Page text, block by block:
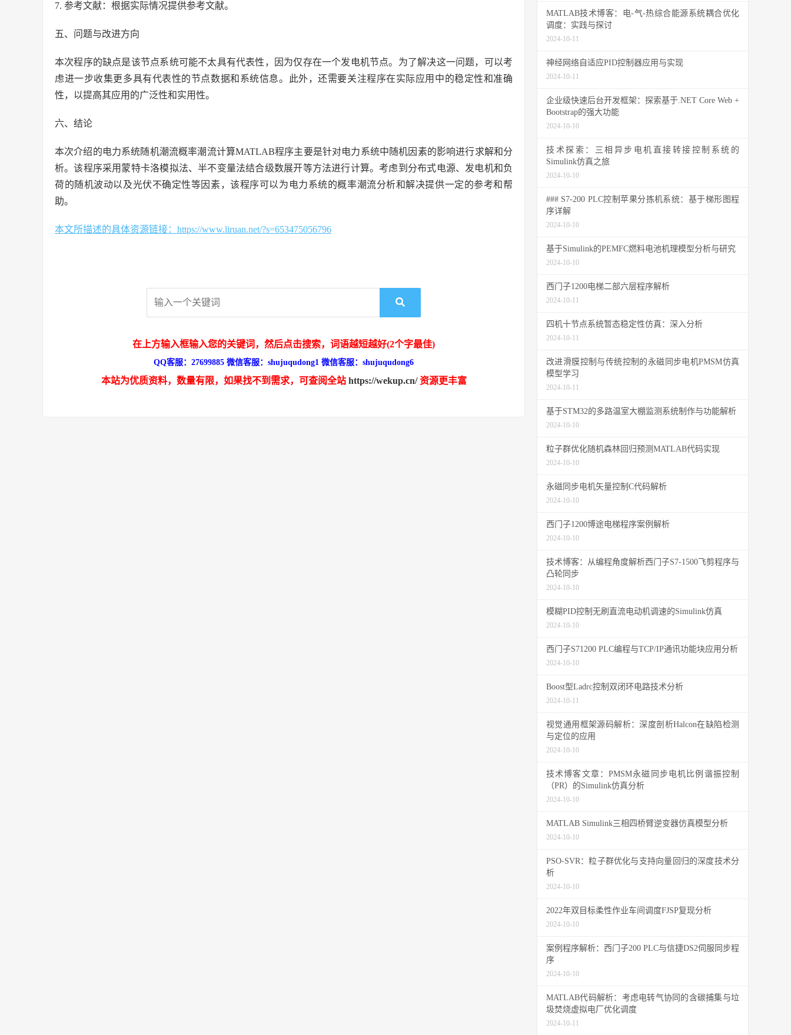
7. 参考文献：根据实际情况提供参考文献。
五、问题与改进方向
本次程序的缺点是该节点系统可能不太具有代表性，因为仅存在一个发电机节点。为了解决这一问题，可以考
虑进一步收集更多具有代表性的节点数据和系统信息。此外，还需要关注程序在实际应用中的稳定性和准确
性，以提高其应用的广泛性和实用性。
六、结论
本次介绍的电力系统随机潮流概率潮流计算MATLAB程序主要是针对电力系统中随机因素的影响进行求解和分
析。该程序采用蒙特卡洛模拟法、半不变量法结合级数展开等方法进行计算。考虑到分布式电源、发电机和负
荷的随机波动以及光伏不确定性等因素，该程序可以为电力系统的概率潮流分析和解决提供一定的参考和帮
助。
本文所描述的具体资源链接：https://www.liruan.net/?s=653475056796
在上方输入框输入您的关键词，然后点击搜索，词语越短越好(2个字最佳)
QQ客服：27699885 微信客服：shujuqudong1 微信客服：shujuqudong6
本站为优质资料，数量有限，如果找不到需求，可查阅全站 https://wekup.cn/资源更丰富
MATLAB技术博客：电-气-热综合能源系统耦合优化
调度：实践与探讨
2024-10-11
神经网络自适应PID控制器应用与实现
2024-10-11
企业级快速后台开发框架：探索基于.NET Core Web +
Bootstrap的强大功能
2024-10-10
技术探索：三相异步电机直接转接控制系统的
Simulink仿真之旅
2024-10-10
### S7-200 PLC控制苹果分拣机系统：基于梯形图程
序详解
2024-10-10
基于Simulink的PEMFC燃料电池机理模型分析与研究
2024-10-10
西门子1200电梯二部六层程序解析
2024-10-11
四机十节点系统暂态稳定性仿真：深入分析
2024-10-11
改进滑膜控制与传统控制的永磁同步电机PMSM仿真
模型学习
2024-10-11
基于STM32的多路温室大棚监测系统制作与功能解析
2024-10-10
粒子群优化随机森林回归预测MATLAB代码实现
2024-10-10
永磁同步电机矢量控制C代码解析
2024-10-10
西门子1200博途电梯程序案例解析
2024-10-10
技术博客：从编程角度解析西门子S7-1500飞剪程序与
凸轮同步
2024-10-10
模糊PID控制无刷直流电动机调速的Simulink仿真
2024-10-10
西门子S71200 PLC编程与TCP/IP通讯功能块应用分析
2024-10-10
Boost型Ladrc控制双闭环电路技术分析
2024-10-11
视觉通用框架源码解析：深度剖析Halcon在缺陷检测
与定位的应用
2024-10-10
技术博客文章：PMSM永磁同步电机比例谐振控制
（PR）的Simulink仿真分析
2024-10-10
MATLAB Simulink三相四桥臂逆变器仿真模型分析
2024-10-10
PSO-SVR：粒子群优化与支持向量回归的深度技术分
析
2024-10-10
2022年双目标柔性作业车间调度FJSP复现分析
2024-10-10
案例程序解析：西门子200 PLC与信捷DS2伺服同步程
序
2024-10-10
MATLAB代码解析：考虑电转气协同的含碳捕集与垃
圾焚烧虚拟电厂优化调度
2024-10-11